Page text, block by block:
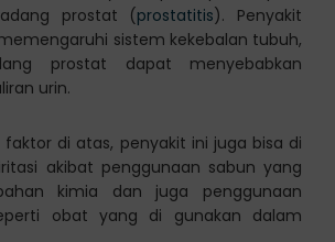
prostat (prostatitis). Penyakit
sistem kekebalan tubuh,
prostat dapat menyebabkan
urin.
faktor di atas, penyakit ini juga bisa di
akibat penggunaan sabun yang
kimia dan juga penggunaan
obat yang di gunakan dalam